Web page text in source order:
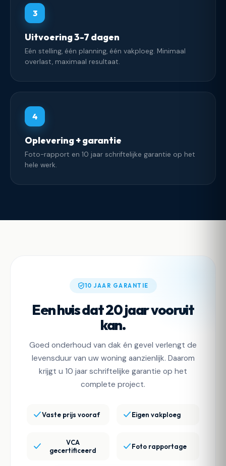
3
Uitvoering 3-7 dagen
Eén stelling, één planning, één vakploeg. Minimaal
overlast, maximaal resultaat.
4
Oplevering + garantie
Foto-rapport en 10 jaar schriftelijke garantie op het
hele werk.
10 JAAR GARANTIE
Een huis dat 20 jaar vooruit
kan.
Goed onderhoud van dak én gevel verlengt de
levensduur van uw woning aanzienlijk. Daarom
krijgt u 10 jaar schriftelijke garantie op het
complete project.
Vaste prijs vooraf Eigen vakploeg
VCA
gecertificeerd
Foto rapportage